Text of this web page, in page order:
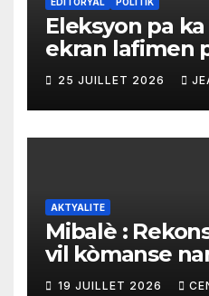
Eleksyon pa
ekran lafimen
echèk
25 JUILLET 2026
AKTYALITE
Mibalè :
vil kòmanse
rekonstriksyon
19 JUILLET 2026